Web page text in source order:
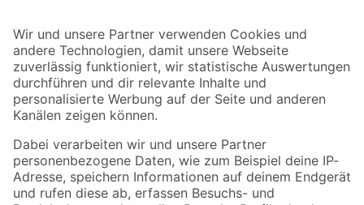
Der toom Newsletter: Keine Angebote und Aktionen mehr verpassen!
Zur Newsletter Anmeldung
Folge uns
Zahlungsarten Versandarten